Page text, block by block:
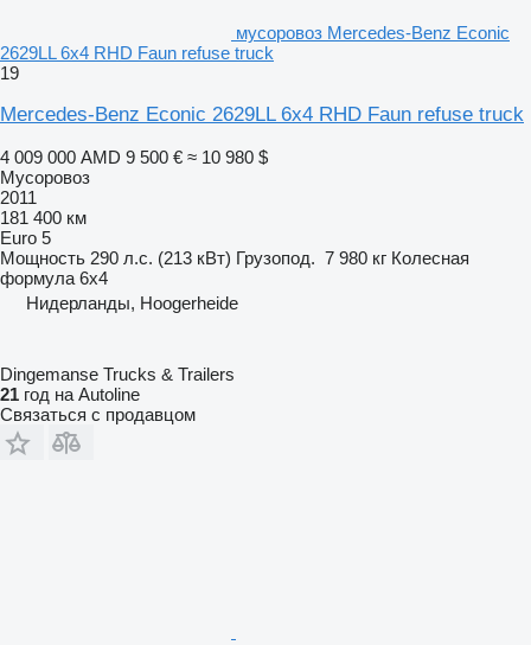
мусоровоз Mercedes-Benz Econic
2629LL 6x4 RHD Faun refuse truck
19
Mercedes-Benz Econic 2629LL 6x4 RHD Faun refuse truck
4 009 000 AMD 9 500 € ≈ 10 980 $
Мусоровоз
2011
181 400 км
Euro 5
Мощность 290 л.с. (213 кВт) Грузопод. 7 980 кг Колесная
формула 6x4
Нидерланды, Hoogerheide
Dingemanse Trucks & Trailers
21 год на Autoline
Связаться с продавцом